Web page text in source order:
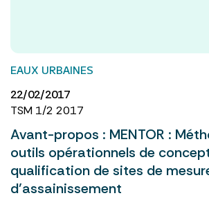
EAUX URBAINES
22/02/2017
TSM 1/2 2017
Avant-propos : MENTOR :
outils opérationnels de
qualification de sites de
d’assainissement